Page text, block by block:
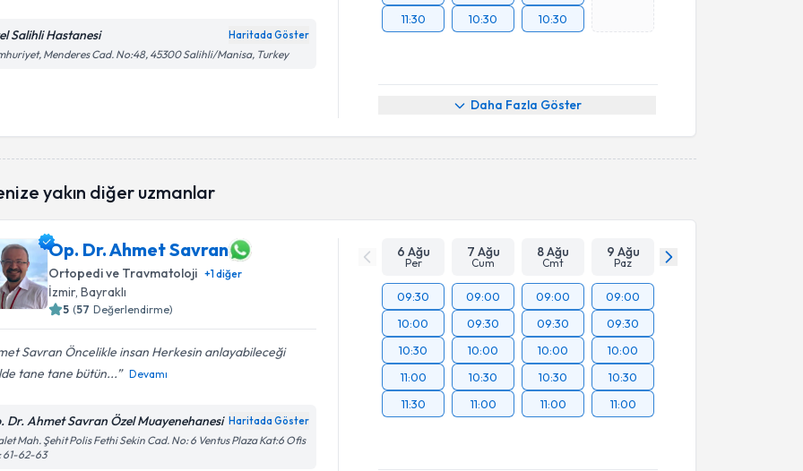
Salihli Hastanesi Haritada Göster
Menderes Cad. No:48, 45300 Salihli/Manisa, Turkey
11:30
10:30
10:30
Daha Fazla Göster
yakın diğer uzmanlar
Op. Dr. Ahmet Savran
Ortopedi ve Travmatoloji +1diğer
İzmir, Bayraklı
5 (57 Değerlendirme)
Savran Öncelikle insan Herkesin anlayabileceği
tane tane bütün...
Devamı
Dr. Ahmet Savran Özel Muayenehanesi Haritada Göster
Mah. Şehit Polis Fethi Sekin Cad. No: 6 Ventus Plaza Kat:6 Ofis
61-62-63
6 Ağu
Per
7 Ağu
Cum
8 Ağu
Cmt
9 Ağu
Paz
09:30
10:00
10:30
11:00
11:30
09:00
09:30
10:00
10:30
11:00
09:00
09:30
10:00
10:30
11:00
09:00
09:30
10:00
10:30
11:00